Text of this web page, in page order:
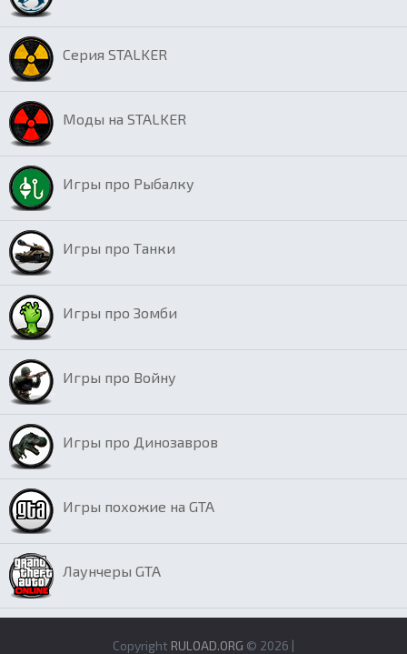
Серия STALKER
Моды на STALKER
Игры про Рыбалку
Игры про Танки
Игры про Зомби
Игры про Войну
Игры про Динозавров
Игры похожие на GTA
Лаунчеры GTA
Copyright RULOAD.ORG © 2026 |